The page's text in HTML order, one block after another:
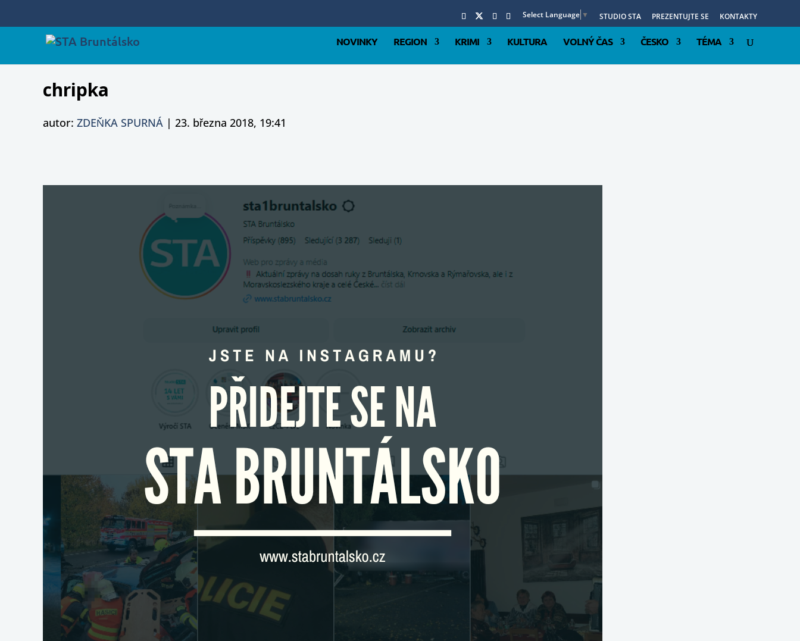
Select Language ▼ STUDIO STA PREZENTUJTE SE KONTAKTY
NOVINKY REGION KRIMI KULTURA VOLNÝ ČAS ČESKO TÉMA
chripka
autor: ZDEŇKA SPURNÁ | 23. března 2018, 19:41